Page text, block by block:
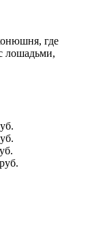
где
лошадьми,